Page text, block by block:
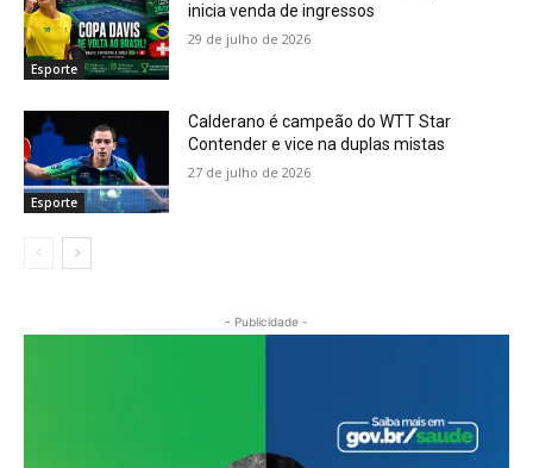
Esporte
inicia venda de ingressos
29 de julho de 2026
Esporte
Calderano é campeão do WTT Star
Contender e vice na duplas mistas
27 de julho de 2026
- Publicidade -